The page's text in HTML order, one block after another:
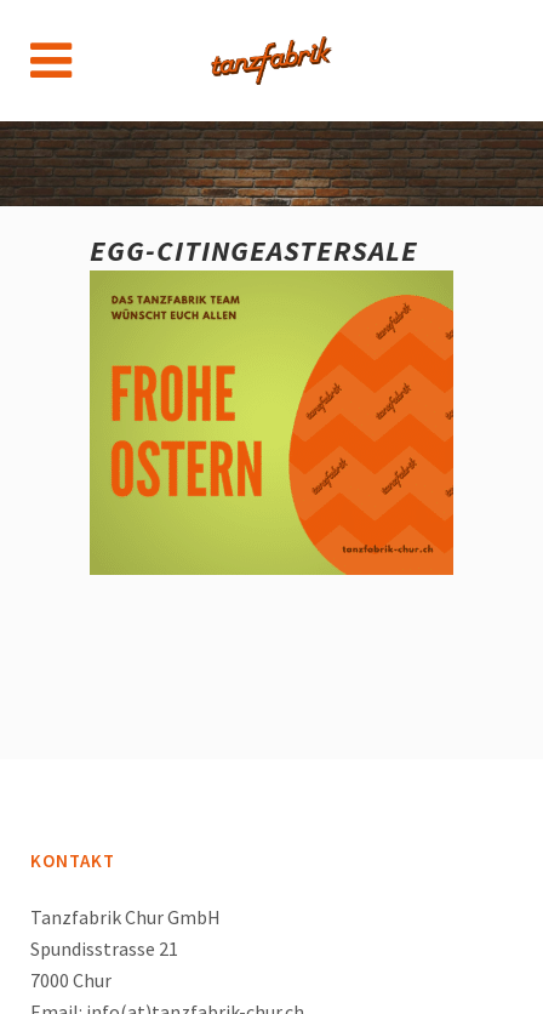
EGG-CITINGEASTERSALE
KONTAKT
Tanzfabrik Chur GmbH
Spundisstrasse 21
7000 Chur